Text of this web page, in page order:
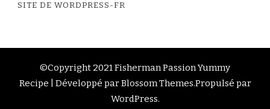
SITE DE WORDPRESS-FR
©Copyright 2021 Fisherman PassionYummy
Recipe | Développé parBlossom Themes.Propulsé par
WordPress.